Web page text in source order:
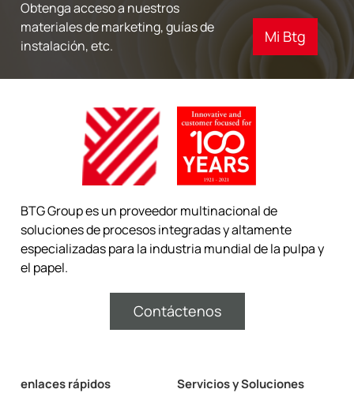
Obtenga acceso a nuestros
materiales de marketing, guías de
instalación, etc.
Mi Btg
BTG Group es un proveedor multinacional de
soluciones de procesos integradas y altamente
especializadas para la industria mundial de la pulpa y
el papel.
Contáctenos
enlaces rápidos Servicios y Soluciones